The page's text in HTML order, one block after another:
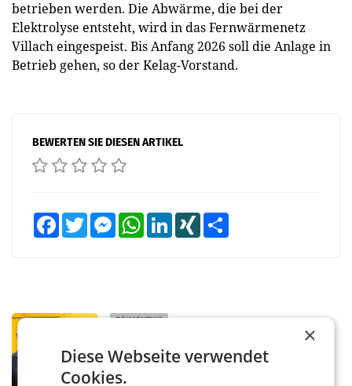
betrieben werden. Die Abwärme, die bei der
Elektrolyse entsteht, wird in das Fernwärmenetz
Villach eingespeist. Bis Anfang 2026 soll die Anlage in
Betrieb gehen, so der Kelag-Vorstand.
BEWERTEN SIE DIESEN ARTIKEL
FacebookTwitter MessengerWhatsAppLinkedInXING
PRIMENEWS
Österreichische Post: Umsatzplus im
ersten Halbjahr trotz schwachem
Briefgeschäft
WIEN Die Österreichische Post AG hat im
×
Diese Webseite verwendet
Cookies.